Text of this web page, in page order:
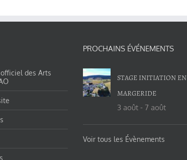
des Arts
PROCHAINS ÉVÉNEMENTS
STAGE INITIATION EN
MARGERIDE
3 août - 7 août
Voir tous les Évènements